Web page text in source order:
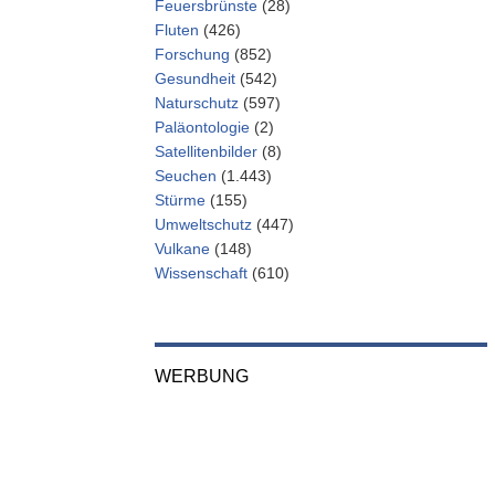
Feuersbrünste (28)
Fluten (426)
Forschung (852)
Gesundheit (542)
Naturschutz (597)
Paläontologie (2)
Satellitenbilder (8)
Seuchen (1.443)
Stürme (155)
Umweltschutz (447)
Vulkane (148)
Wissenschaft (610)
WERBUNG